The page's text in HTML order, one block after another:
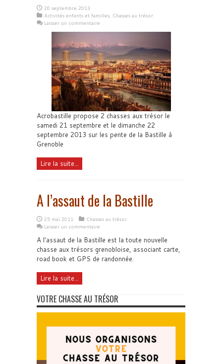
20 septembre 2013
Activités enfants et familles, Chasses au trésor
Laisser un commentaire
Acrobastille propose 2 chasses aux trésor le
samedi 21 septembre et le dimanche 22
septembre 2013 sur les pente de la Bastille à
Grenoble
Lire la suite...
A l’assaut de la Bastille
25 mai 2011
Chasses au trésor
Laisser un commentaire
A l'assaut de la Bastille est la toute nouvelle
chasse aux trésors grenobloise, associant carte,
road book et GPS de randonnée.
Lire la suite...
VOTRE CHASSE AU TRÉSOR